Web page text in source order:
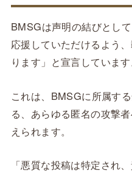
BMSGは声明の結びとし
応援していただけるよう
ります」と宣言しています
これは、BMSGに所属す
る、あらゆる匿名の攻撃
えられます。
「悪質な投稿は特定され